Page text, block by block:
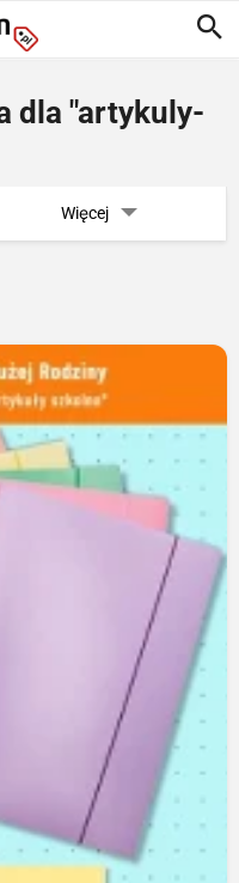
dla "artykuly-
Więcej